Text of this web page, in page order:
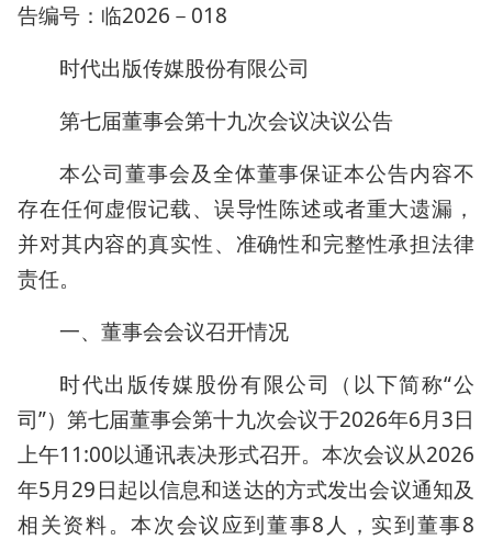
告编号：临2026－018
时代出版传媒股份有限公司
第七届董事会第十九次会议决议公告
本公司董事会及全体董事保证本公告内容不
存在任何虚假记载、误导性陈述或者重大遗漏，
并对其内容的真实性、准确性和完整性承担法律
责任。
一、董事会会议召开情况
时代出版传媒股份有限公司（以下简称“公
司”）第七届董事会第十九次会议于2026年6月3日
上午11:00以通讯表决形式召开。本次会议从2026
年5月29日起以信息和送达的方式发出会议通知及
相关资料。本次会议应到董事8人，实到董事8